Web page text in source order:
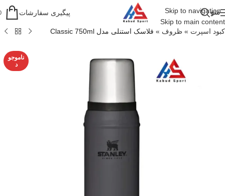
Skip to navigation
Skip to main content
منو پیگیری سفارشات
کبود اسپرت » ظروف » فلاسک استنلی مدل Classic 750ml
ناموجو
د